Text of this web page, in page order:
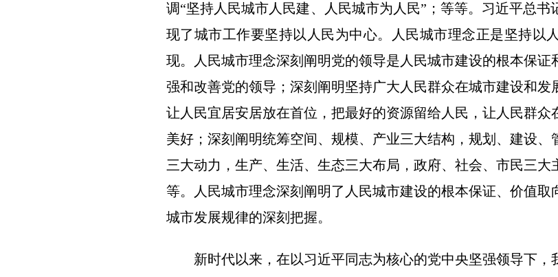
调“坚持人民城市人民建、人民城市为人民”；等等。习近平总
现了城市工作要坚持以人民为中心。人民城市理念正是坚持以
现。人民城市理念深刻阐明党的领导是人民城市建设的根本保证
强和改善党的领导；深刻阐明坚持广大人民群众在城市建设和
让人民宜居安居放在首位，把最好的资源留给人民，让人民群
美好；深刻阐明统筹空间、规模、产业三大结构，规划、建设
三大动力，生产、生活、生态三大布局，政府、社会、市民三
等。人民城市理念深刻阐明了人民城市建设的根本保证、价值
城市发展规律的深刻把握。
新时代以来，在以习近平同志为核心的党中央坚强领导下，